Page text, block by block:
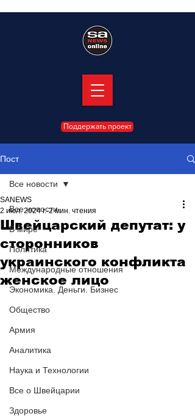
Поддержать проект
Пост
Все новости
В мире
Политика
Международные отношения
Экономика. Деньги. Бизнес
Общество
Армия
Аналитика
Наука и Технологии
Все о Швейцарии
Здоровье
Все новости
Швейцарский депутат: у
сторонников
украинского конфликта
женское лицо
SANEWS
2 июл. 2024 г. 2 мин. чтения